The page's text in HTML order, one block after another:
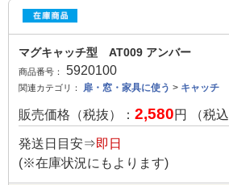
マグキャッチ型 AT009 アンバー
商品番号： 5920100
関連カテゴリ： 扉・窓・家具に使う > キャッチ
販売価格（税抜）： 2,580円 （税込
発送日目安⇒即日
(※在庫状況にもよります)